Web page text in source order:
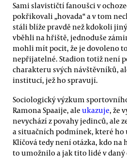
Sami slavističtí fanoušci v
pokřikovali „hovada“ a v tom
stáli blíže pravdě než kdokoli
vběhli na hřiště, jednoduše
mohli mít pocit, že je dovoleno
nepřijatelné. Stadion totiž není
charakteru svých návštěvníků,
institucí, jež ho spravují.
Sociologický výzkum
Ramona Spaaije, ale ukazuje, že
nevychází z povahy jedinců, ale
a situačních podmínek, které ho
Klíčová tedy není otázka, kdo na
to umožnilo a jak tito lidé v